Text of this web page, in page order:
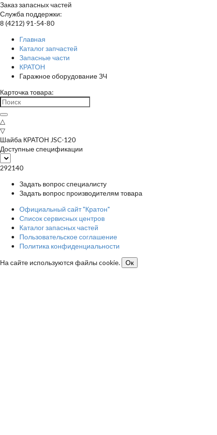
Заказ запасных частей
Служба поддержки:
8 (4212) 91-54-80
Главная
Каталог запчастей
Запасные части
КРАТОН
Гаражное оборудование ЗЧ
Карточка товара:
△
▽
Шайба КРАТОН JSC-120
Доступные спецификации
292140
Задать вопрос специалисту
Задать вопрос производителям товара
Официальный сайт "Кратон"
Список сервисных центров
Каталог запасных частей
Пользовательское соглашение
Политика конфиденциальности
На сайте используются файлы cookie.
Ок